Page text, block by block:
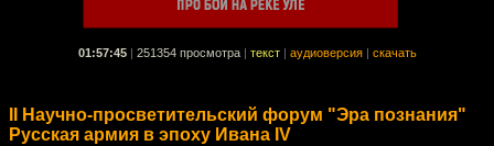
01:57:45 251354 просмотра текст аудиоверсия скачать
II Научно-просветительский форум "Эра познания"
Русская армия в эпоху Ивана IV